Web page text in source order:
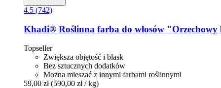
4.5 (742)
Khadi® Roślinna farba do włosów
Topseller
Zwiększa objętość i blask
Bez sztucznych dodatków
Można mieszać z innymi farbami roślinnymi
59,00 zł (590,00 zł / kg)